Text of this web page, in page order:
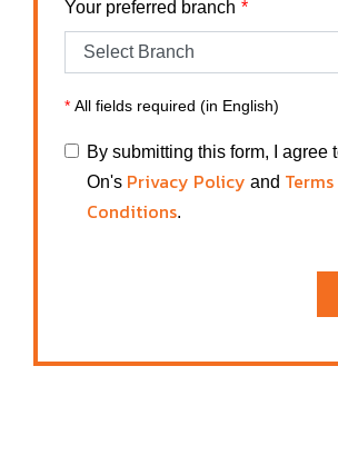
Your preferred branch
* All fields required (in English)
By submitting this form, I agree
On's Privacy Policy and
Conditions.